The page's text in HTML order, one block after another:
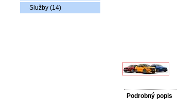
Služby (14)
Podrobný popis